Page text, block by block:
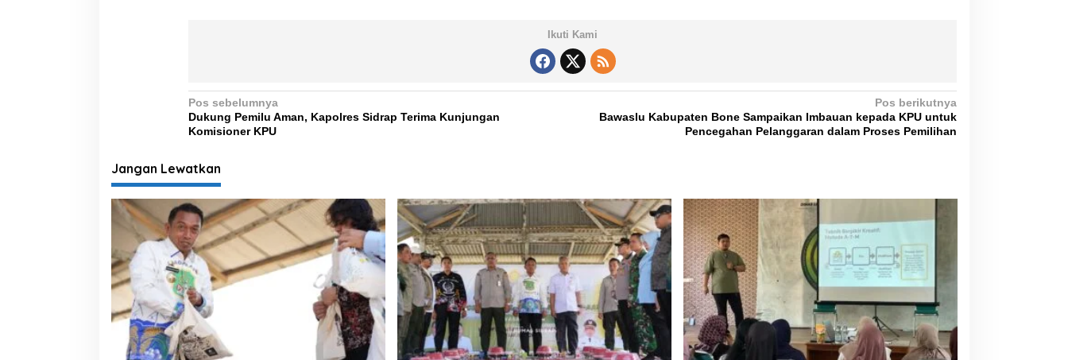
Ikuti Kami
N
a
i
g
a
s
i
p
o
s
Pos sebelumnya
Dukung Pemilu Aman, Kapolres Sidrap Terima Kunjungan
Komisioner KPU
Pos berikutnya
Bawaslu Kabupaten Bone Sampaikan Imbauan kepada KPU untuk
Pencegahan Pelanggaran dalam Proses Pemilihan
Jangan Lewatkan